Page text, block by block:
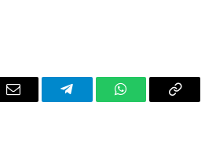
Email TelegramWhatsAppCopy